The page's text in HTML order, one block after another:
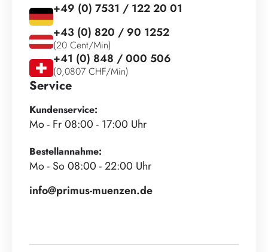
Service
Kundenservice:
Mo - Fr 08:00 - 17:00 Uhr
Bestellannahme:
Mo - So 08:00 - 22:00 Uhr
info@primus-muenzen.de
+49 (0) 7531 / 122 20 01
+43 (0) 820 / 90 1252
(20 Cent/Min)
+41 (0) 848 / 000 506
(0,0807 CHF/Min)